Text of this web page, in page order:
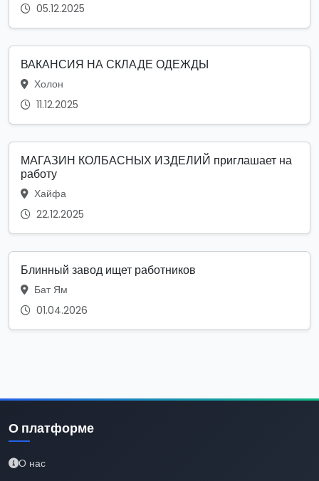
05.12.2025
ВАКАНСИЯ НА СКЛАДЕ ОДЕЖДЫ
Холон
11.12.2025
МАГАЗИН КОЛБАСНЫХ ИЗДЕЛИЙ приглашает на
работу
Хайфа
22.12.2025
Блинный завод ищет работников
Бат Ям
01.04.2026
О платформе
О нас